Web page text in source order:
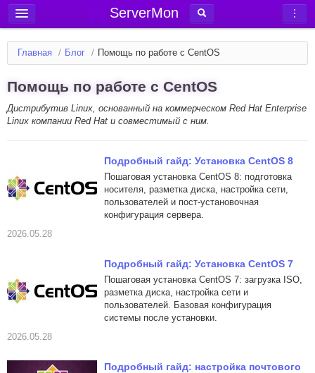
ServerMon
Добавить сервер
Мониторинг серверов
Новости
Блог
Вход в аккаунт
Главная / Блог / Помощь по работе с CentOS
Помощь по работе с CentOS
Дистрибутив Linux, основанный на коммерческом Red Hat Enterprise
Linux компании Red Hat и совместимый с ним.
Подробный гайд: Установка CentOS 8
Пошаговая установка CentOS 8: подготовка
носителя, разметка диска, настройка сети,
пользователей и пост-установочная
конфигурация сервера.
2026.05.28
Подробный гайд: Установка CentOS 7
Пошаговая установка CentOS 7: загрузка ISO,
разметка диска, настройка сети и
пользователей. Базовая конфигурация
системы после установки.
2026.05.28
Подробный гайд: настройка почтового